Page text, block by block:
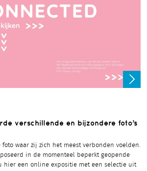
verschillende en bijzondere foto’s
foto waar zij zich het meest verbonden voelden.
in de momenteel beperkt geopende
hier een online expositie met een selectie uit